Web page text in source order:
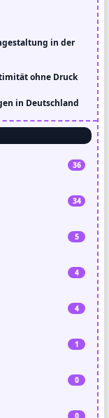
in der
ohne Druck
in Deutschland
36
34
5
4
4
1
0
0